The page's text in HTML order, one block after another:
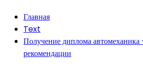
Главная
Text
Получение диплома
рекомендации